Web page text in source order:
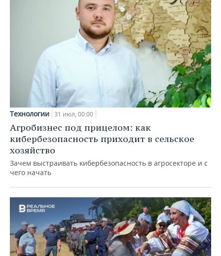
Технологии 31 июл, 00:00
Агробизнес под прицелом: как
кибербезопасность приходит в сельское
хозяйство
Зачем выстраивать кибербезопасность в агросекторе и с
чего начать